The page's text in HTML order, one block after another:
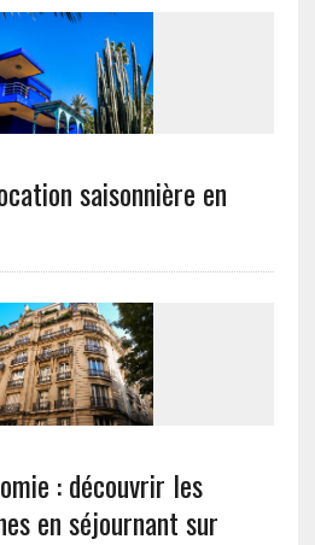
saisonnière en
: découvrir les
en séjournant sur